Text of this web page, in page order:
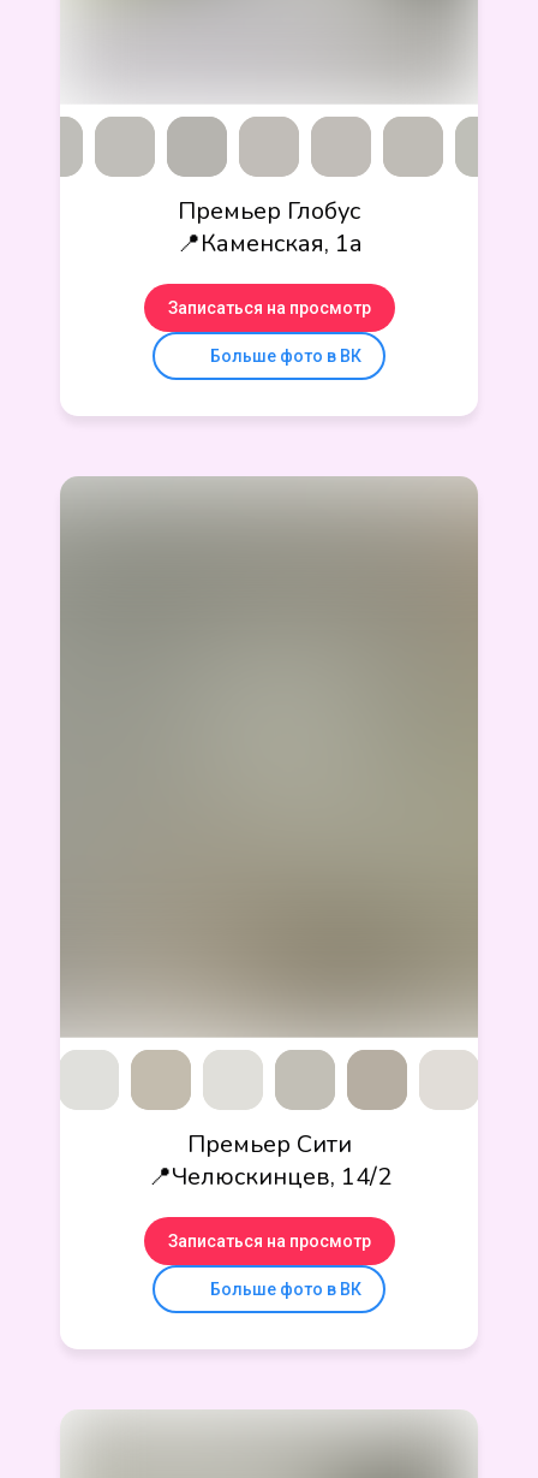
Премьер Глобус
📍Каменская, 1а
Записаться на просмотр
Больше фото в ВК
Премьер Сити
📍Челюскинцев, 14/2
Записаться на просмотр
Больше фото в ВК